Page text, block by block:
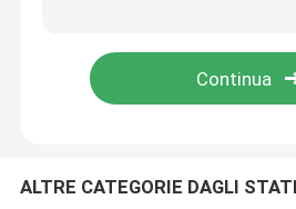
forno di tunnel
ALTRE CATEGORIE DAGLI